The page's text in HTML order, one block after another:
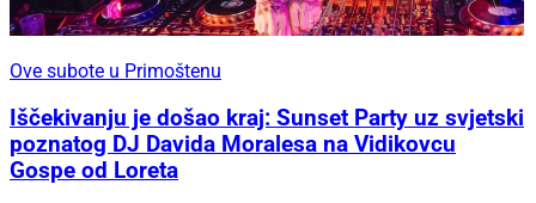
Ove subote u Primoštenu
Iščekivanju je došao kraj: Sunset Party uz svjetski
poznatog DJ Davida Moralesa na Vidikovcu
Gospe od Loreta